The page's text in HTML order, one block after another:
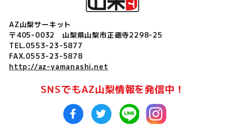
AZ山梨サーキット
〒405-0032 山梨県山梨市正徳寺2298-25
TEL.0553-23-5877
FAX.0553-23-5878
http://az-yamanashi.net
SNSでもAZ山梨情報を発信中！